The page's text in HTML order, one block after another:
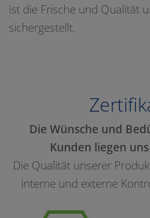
ist die Frische und Qualität
sichergestellt.
Die Wünsche und
Kunden liegen
Die Qualität unserer
interne und externe